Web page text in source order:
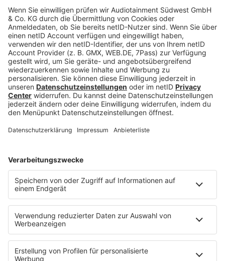
Jetzt abspielen
Es läuft:
ONE DIRECTION mit WHAT MAKES YOU
BEAUTIFUL